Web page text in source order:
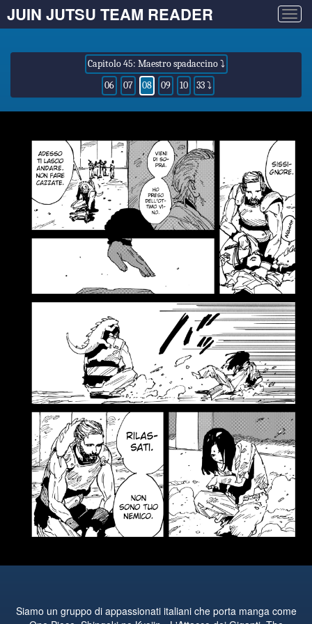
JUIN JUTSU TEAM READER
Capitolo 45: Maestro spadaccino ⤵
06
07 08 09 10 33 ⤵
Siamo un gruppo di appassionati italiani che porta manga come